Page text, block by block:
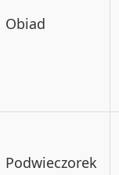
Obiad
Podwieczorek